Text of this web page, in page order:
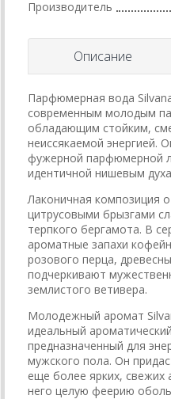
Производитель
Описание
Парфюмерная вода
современным молодым
обладающим стойким,
неиссякаемой энергией.
фужерной парфюмерной
идентичной нишевым
Лаконичная композиция
цитрусовыми брызгами
терпкого бергамота. В
ароматные запахи
розового перца,
подчеркивают
землистого ветивера.
Молодежный аромат
идеальный
предназначенный для
мужского пола. Он
еще более ярких, свежих
него целую феерию